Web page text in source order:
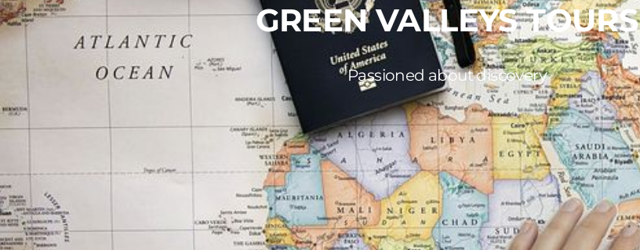
GREEN VALLEYS TOURS
Passioned about discovery